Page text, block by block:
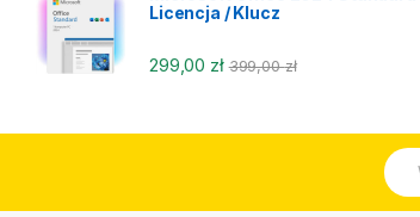
Licencja / Klucz
299,00 zł 399,00zł
E
m